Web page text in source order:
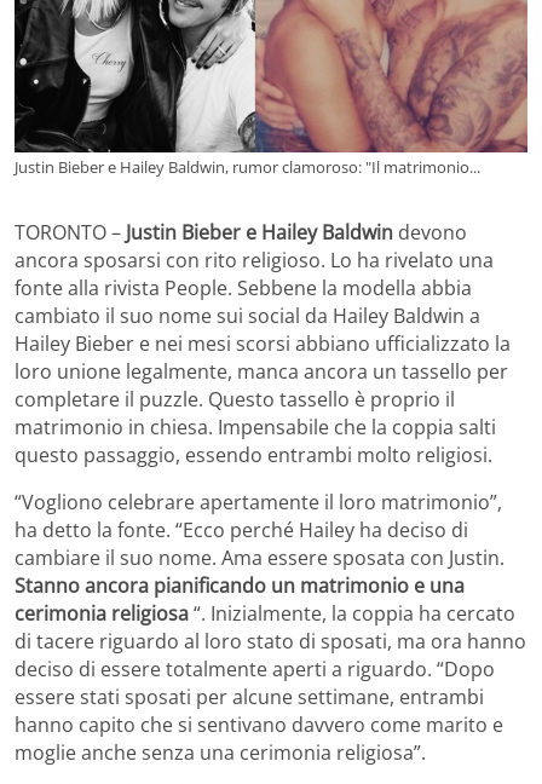
Justin Bieber e Hailey Baldwin, rumor clamoroso: "Il matrimonio...
TORONTO – Justin Bieber e Hailey Baldwin devono
ancora sposarsi con rito religioso. Lo ha rivelato una
fonte alla rivista People. Sebbene la modella abbia
cambiato il suo nome sui social da Hailey Baldwin a
Hailey Bieber e nei mesi scorsi abbiano ufficializzato la
loro unione legalmente, manca ancora un tassello per
completare il puzzle. Questo tassello è proprio il
matrimonio in chiesa. Impensabile che la coppia salti
questo passaggio, essendo entrambi molto religiosi.
“Vogliono celebrare apertamente il loro matrimonio”,
ha detto la fonte. “Ecco perché Hailey ha deciso di
cambiare il suo nome. Ama essere sposata con Justin.
Stanno ancora pianificando un matrimonio e una
cerimonia religiosa“. Inizialmente, la coppia ha cercato
di tacere riguardo al loro stato di sposati, ma ora hanno
deciso di essere totalmente aperti a riguardo. “Dopo
essere stati sposati per alcune settimane, entrambi
hanno capito che si sentivano davvero come marito e
moglie anche senza una cerimonia religiosa”.